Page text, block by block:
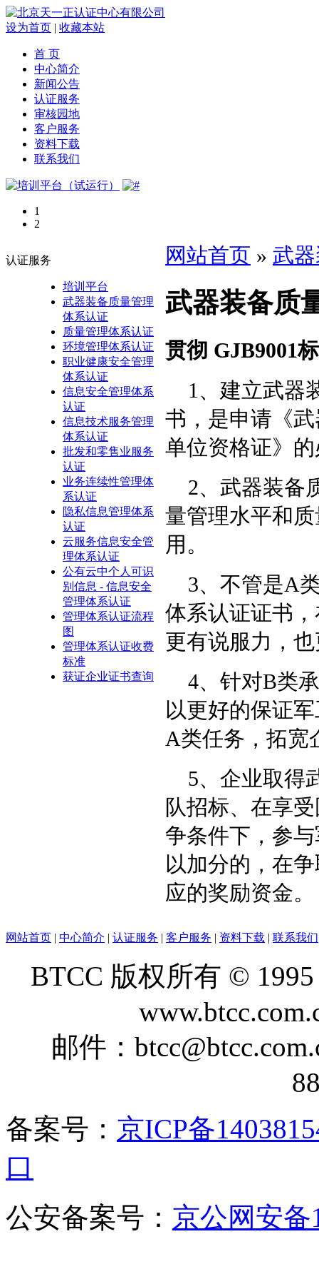
设为首页 | 收藏本站
首 页
中心简介
新闻公告
认证服务
审核园地
客户服务
资料下载
联系我们
1
2
认证服务
培训平台
武器装备质量管理
体系认证
质量管理体系认证
环境管理体系认证
职业健康安全管理
体系认证
信息安全管理体系
认证
信息技术服务管理
体系认证
批发和零售业服务
认证
业务连续性管理体
系认证
隐私信息管理体系
认证
云服务信息安全管
理体系认证
公有云中个人可识
别信息 - 信息安全
管理体系认证
管理体系认证流程
图
管理体系认证收费
标准
获证企业证书查询
网站首页 » 武
武器装备质
贯彻 GJB9001
1 、建立武器
书，是申请《
单位资格证》
2、武器装备
量管理水平和
用。
3、不管是A
体系认证证书
更有说服力，
4、针对B类
以更好的保证
A类任务，拓宽
5、企业取得
队招标、在享
争条件下，参
以加分的，在
应的奖励资金。
网站首页 | 中心简介 | 认证服务 | 客户服务 | 资料下载 | 联系我们
BTCC 版权所有 ©
邮件：
备案号： 京ICP备
口
公安备案号： 京公网安备